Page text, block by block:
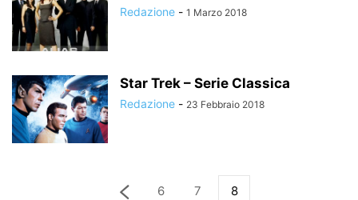
Redazione - 1 Marzo 2018
Star Trek – Serie Classica
Redazione - 23 Febbraio 2018
6 7 8